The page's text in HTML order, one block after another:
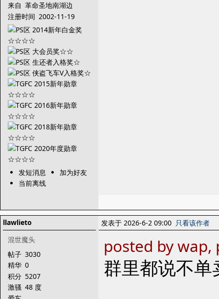
来自 革命圣地南湖边
注册时间 2002-11-19
发短消息
加为好友
当前离线
llawlieto
混世魔头
帖子 3030
精华 0
积分 5207
激骚 48 度
发表于 2026-6-2 09:00 只看该作者
posted by
群里都说不